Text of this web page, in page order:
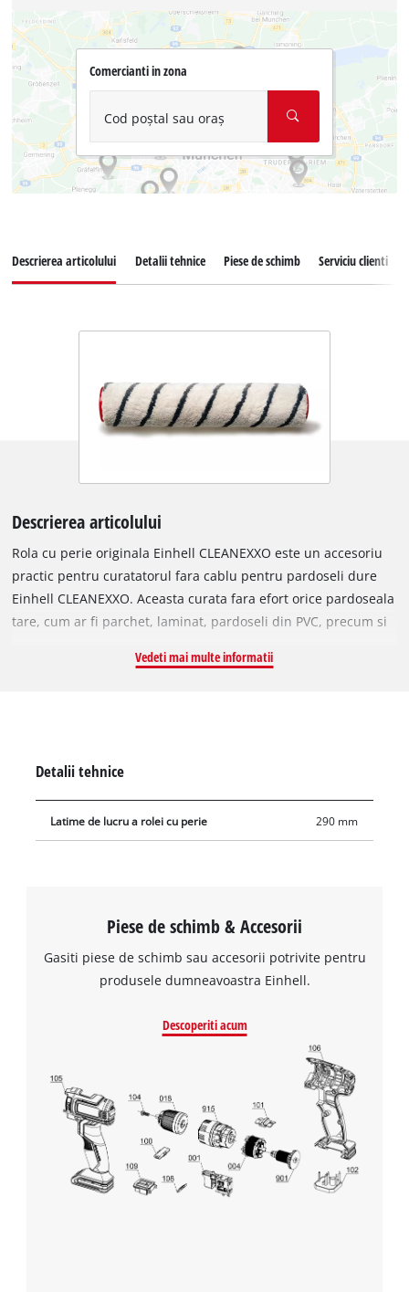
Comercianti in zona
Cod poștal sau oraș
Descrierea articolului Detalii tehnice Piese de schimb Serviciu clienti
Descrierea articolului
Rola cu perie originala Einhell CLEANEXXO este un accesoriu
practic pentru curatatorul fara cablu pentru pardoseli dure
Einhell CLEANEXXO. Aceasta curata fara efort orice pardoseala
tare, cum ar fi parchet, laminat, pardoseli din PVC, precum si
piatra. Rola robusta cu perie poate fi curatata cu usurinta in
de 29 cm, permite curatarea rapida a camerelor mari si a
suprafetelor mari.
Vedeti mai multe informatii
Detalii tehnice
Latime de lucru a rolei cu perie 290 mm
Piese de schimb & Accesorii
Gasiti piese de schimb sau accesorii potrivite pentru
produsele dumneavoastra Einhell.
Descoperiti acum